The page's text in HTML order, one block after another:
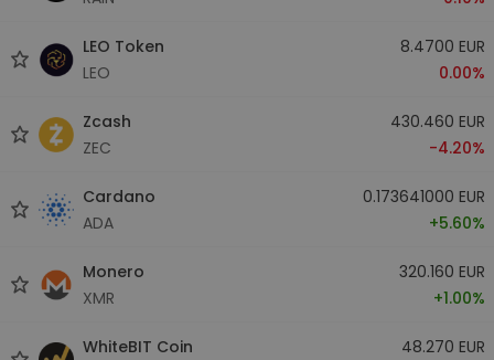
LEO Token
LEO
8.4700 EUR
0.00%
Zcash
ZEC
430.460 EUR
-4.20%
Cardano
ADA
0.173641000 EUR
+5.60%
Monero
XMR
320.160 EUR
+1.00%
WhiteBIT Coin
48.270 EUR